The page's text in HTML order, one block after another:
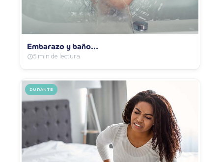
Embarazo y baño…
5 min de lectura
DURANTE